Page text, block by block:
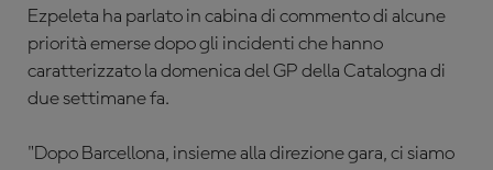
Ezpeleta ha parlato in cabina di commento di alcune
priorità emerse dopo gli incidenti che hanno
caratterizzato la domenica del GP della Catalogna di
due settimane fa.
"Dopo Barcellona, insieme al​​la direzione gara, ci siamo